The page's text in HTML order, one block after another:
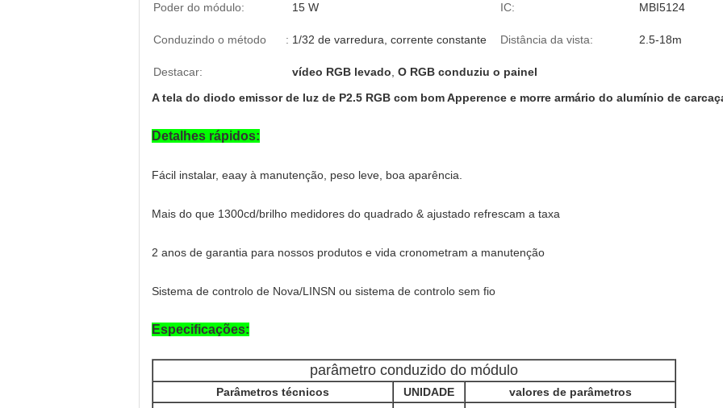
Poder do módulo: 15 W IC: MBI5124
Conduzindo o método : 1/32 de varredura, corrente constante Distância da vista: 2.5-18m
Destacar: vídeo RGB levado O RGB conduziu o painel
A tela do diodo emissor de luz de P2.5 RGB com bom Apperence e morre armário do alumínio de
Detalhes rápidos:
Fácil instalar, eaay à manutenção, peso leve, boa aparência.
Mais do que 1300cd/brilho medidores do quadrado & ajustado refrescam a taxa
2 anos de garantia para nossos produtos e vida cronometram a manutenção
Sistema de controlo de Nova/LINSN ou sistema de controlo sem fio
Especificações:
parâmetro conduzido do módulo
Parâmetros técnicos UNIDADE
valores de parâmetros